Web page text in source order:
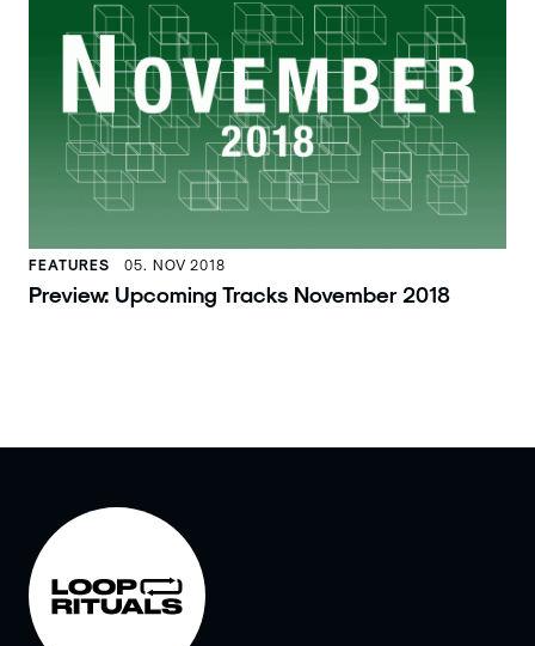
FEATURES 05. NOV 2018
Preview: Upcoming Tracks November 2018